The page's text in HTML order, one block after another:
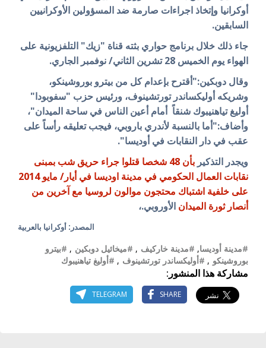
أوكرانيا وإتخاذ اجراءات صارمة ضد المسؤولين الأوكرانيين
السابقين.
جاء ذلك خلال برنامج حواري بثته قناة "زيك" التلفزيونية على
الهواء يوم الخميس 28 تشرين الثاني/ نوفمبر الجاري.
وقال دوبكين:"أقترح بإعدام كل من بيترو بوروشينكو،
وشريكه أوليكساندر تورتشينوف، ورئيس حزب "سفوبودا"
أوليغ تياهنيبوك شنقاً أمام أعين الناس في ساحة الميدان"،
وأضاف:"أما بالنسبة لأندري باروبي، فيجب تعليقه رأساً على
عقب في دار النقابات في أوديسا".
ويجدر التذكير بأن
48 شخصا قتلوا جراء حريق شب بمبنى
نقابات العمال الحكومي في مدينة اوديسا في أيار/ مايو 2014
على خلفية اشتباك محتجون موالون لروسيا مع آخرين من
أنصار ثورة الميدان الأوروبي.،
المصدر: أوكرانيا بالعربية
#مدينة أوديسا, #مدينة خاركيف , #ميخائيل دوبكين , #بيترو
بوروشينكو , #أوليكساندر تورتشينوف , #أوليغ تياهنيبوك
مشاركة هذا المنشور:
SHARE
TELEGRAM